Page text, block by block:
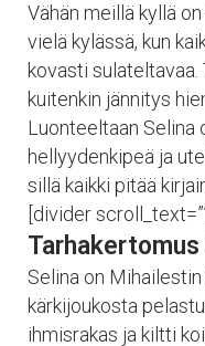
Vähän meillä kyllä
vielä kylässä, kun
kovasti
kuitenkin jännitys
Luonteeltaan Selina
hellyydenkipeä ja
sillä kaikki pitää
[divider
Selina on
kärkijoukosta
ihmisrakas ja kiltti